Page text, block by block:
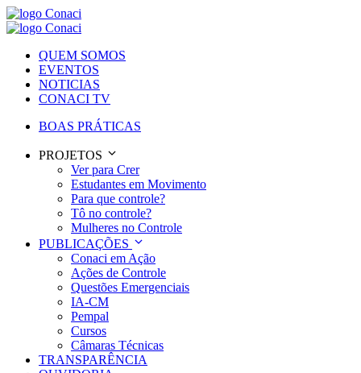
QUEM SOMOS
EVENTOS
NOTICIAS
CONACI TV
BOAS PRÁTICAS
PROJETOS
Ver para Crer
Estudantes em Movimento
Para que controle?
Tô no controle?
Mulheres no Controle
PUBLICAÇÕES
Conaci em Ação
Ações de Controle
Questões Emergenciais
IA-CM
Pempal
Cursos
Câmaras Técnicas
TRANSPARÊNCIA